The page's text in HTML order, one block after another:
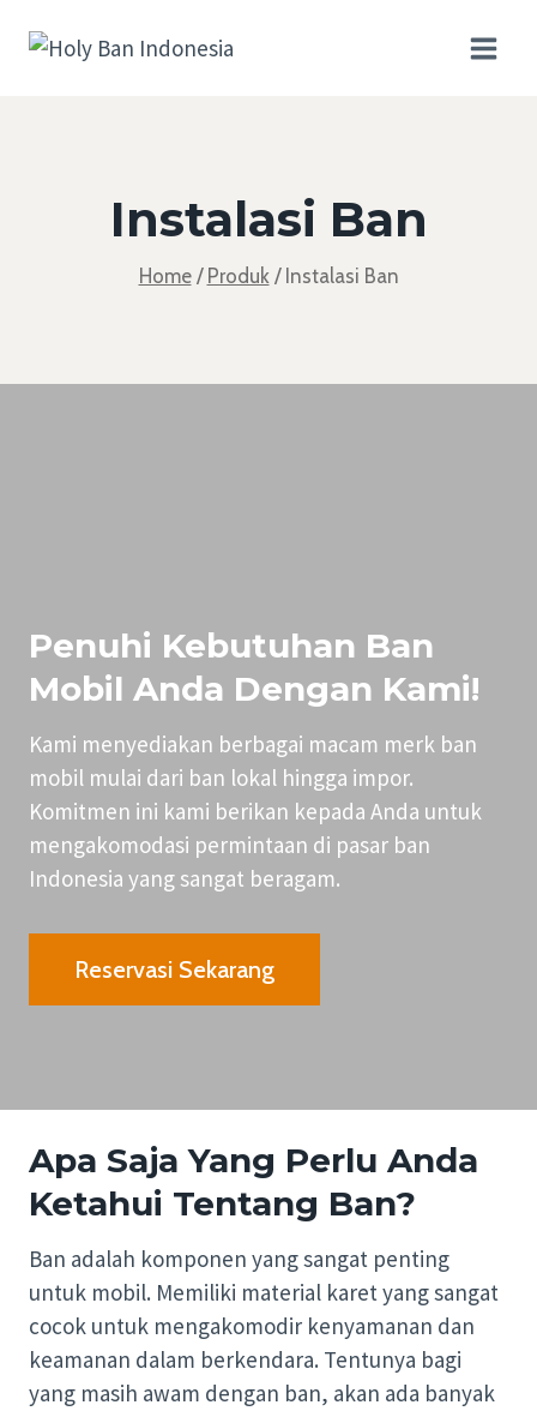
Instalasi Ban
Home / Produk / Instalasi Ban
Penuhi Kebutuhan Ban
Mobil Anda Dengan Kami!
Kami menyediakan berbagai macam merk ban
mobil mulai dari ban lokal hingga impor.
Komitmen ini kami berikan kepada Anda untuk
mengakomodasi permintaan di pasar ban
Indonesia yang sangat beragam.
Reservasi Sekarang
Apa Saja Yang Perlu Anda
Ketahui Tentang Ban?
Ban adalah komponen yang sangat penting
untuk mobil. Memiliki material karet yang sangat
cocok untuk mengakomodir kenyamanan dan
keamanan dalam berkendara. Tentunya bagi
yang masih awam dengan ban, akan ada banyak